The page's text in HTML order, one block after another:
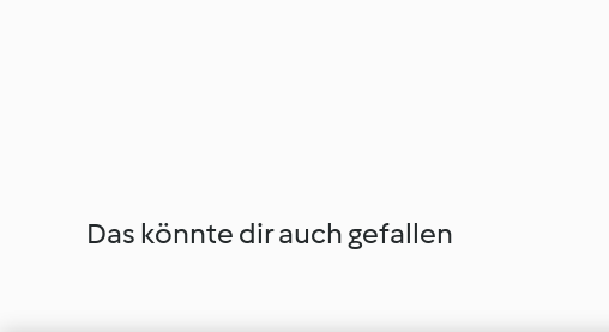
Das könnte dir auch gefallen